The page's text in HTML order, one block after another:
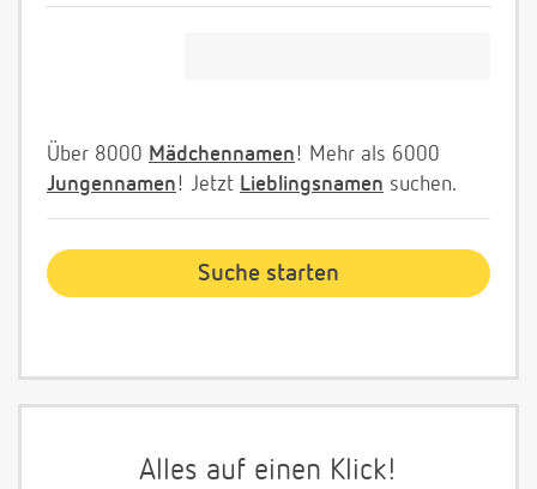
Über 8000 Mädchennamen! Mehr als 6000
Jungennamen! Jetzt Lieblingsnamen suchen.
Alles auf einen Klick!